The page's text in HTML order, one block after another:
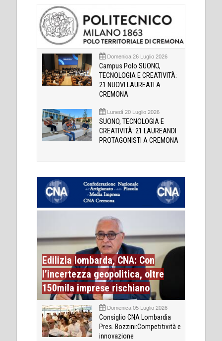
Domenica 26 Luglio 2026
Campus Polo SUONO,
TECNOLOGIA E CREATIVITÀ:
21 NUOVI LAUREATI A
CREMONA
Lunedì 20 Luglio 2026
SUONO, TECNOLOGIA E
CREATIVITÀ: 21 LAUREANDI
PROTAGONISTI A CREMONA
Edilizia lombarda, CNA: Con
l’incertezza geopolitica, oltre
150mila imprese rischiano
Domenica 05 Luglio 2026
Consiglio CNA Lombardia
Pres. Bozzini:Competitività e
innovazione